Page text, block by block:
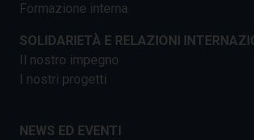
Formazione interna
SOLIDARIETÀ E RELAZIONI
Il nostro impegno
I nostri progetti
NEWS ED EVENTI